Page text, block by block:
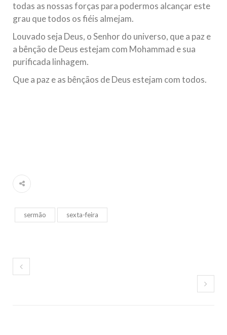
todas as nossas forças para podermos alcançar este
grau que todos os fiéis almejam.
Louvado seja Deus, o Senhor do universo, que a paz e
a bênção de Deus estejam com Mohammad e sua
purificada linhagem.
Que a paz e as bênçãos de Deus estejam com todos.
sermão sexta-feira